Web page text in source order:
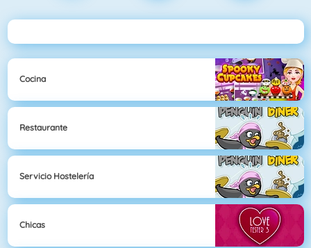
Cocina
Restaurante
Servicio Hostelería
Chicas